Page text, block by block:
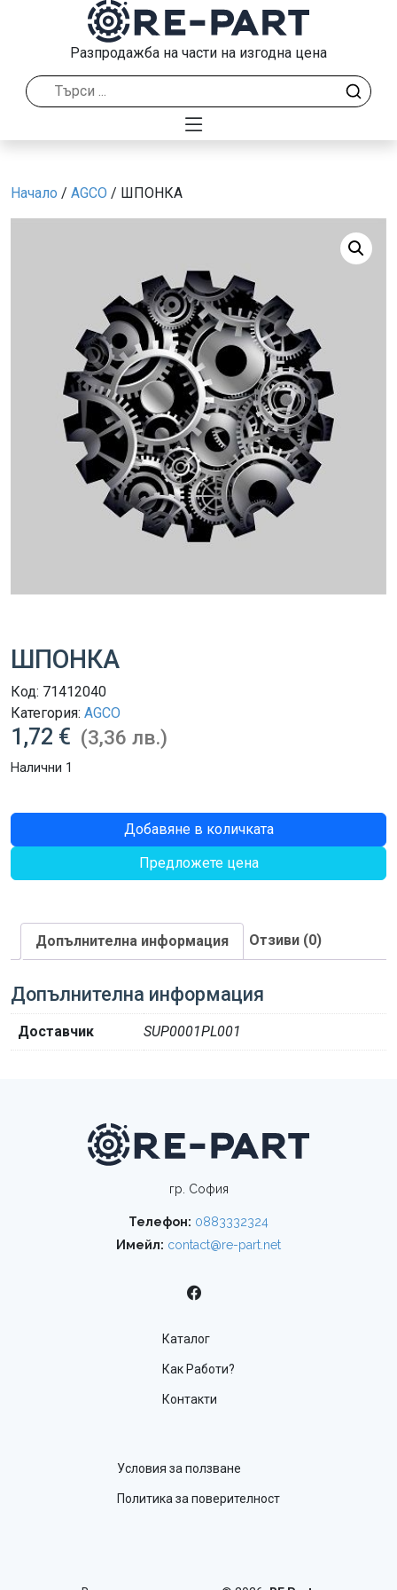
Разпродажба на части на изгодна цена
Начало / AGCO / ШПОНКА
ШПОНКА
Код: 71412040
Категория: AGCO
1,72 € (3,36 лв.)
Налични 1
количество
за
Добавяне в количката
Предложете цена
Допълнителна информация Отзиви (0)
Допълнителна информация
Доставчик SUP0001PL001
гр. София
Телефон: 0883332324
Имейл: contact@re-part.net
Каталог
Как Работи?
Контакти
Условия за ползване
Политика за поверителност